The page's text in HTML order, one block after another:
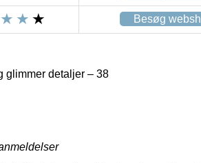
Besøg
glimmer detaljer – 38